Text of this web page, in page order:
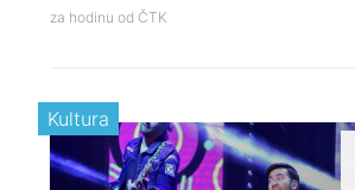
za hodinu od ČTK
Kultura